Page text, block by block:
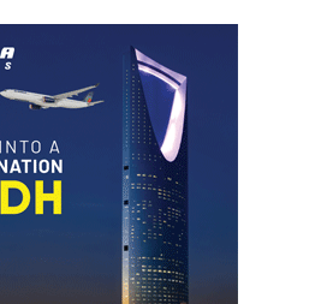
মার্শাল আর্ট ক্লাব কাপে ‘জুসা মার্শাল
আর্ট’ এর সাফল্য, শ্রীমঙ্গলের আয়াত ও
আইরাহ ঝুলিতে ৪ পদক
লাউয়াছড়া জাতীয় উদ্যানের সিএমসি
হিসাবরক্ষক আবজালুল হকের
মৃত্যুতে,এলাকায় শোকের ছায়া